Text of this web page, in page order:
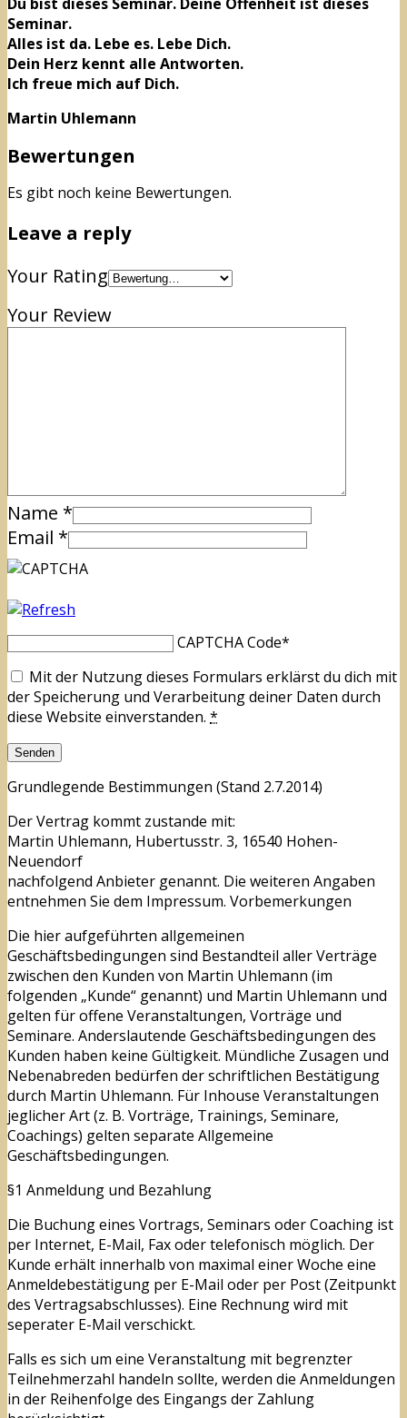
Seminar.
Alles ist da. Lebe es. Lebe Dich.
Dein Herz kennt alle Antworten.
Ich freue mich auf Dich.
Martin Uhlemann
Bewertungen
Es gibt noch keine Bewertungen.
Leave a reply
Your Rating
Your Review
Name *
Email *
CAPTCHA Code*
Mit der Nutzung dieses Formulars erklärst du dich mit
der Speicherung und Verarbeitung deiner Daten durch
diese Website einverstanden. *
Grundlegende Bestimmungen (Stand 2.7.2014)
Der Vertrag kommt zustande mit:
Martin Uhlemann, Hubertusstr. 3, 16540 Hohen-
Neuendorf
nachfolgend Anbieter genannt. Die weiteren Angaben
entnehmen Sie dem Impressum. Vorbemerkungen
Die hier aufgeführten allgemeinen
Geschäftsbedingungen sind Bestandteil aller Verträge
zwischen den Kunden von Martin Uhlemann (im
folgenden „Kunde“ genannt) und Martin Uhlemann und
gelten für offene Veranstaltungen, Vorträge und
Seminare. Anderslautende Geschäftsbedingungen des
Kunden haben keine Gültigkeit. Mündliche Zusagen und
Nebenabreden bedürfen der schriftlichen Bestätigung
durch Martin Uhlemann. Für Inhouse Veranstaltungen
jeglicher Art (z. B. Vorträge, Trainings, Seminare,
Coachings) gelten separate Allgemeine
Geschäftsbedingungen.
§1 Anmeldung und Bezahlung
Die Buchung eines Vortrags, Seminars oder Coaching ist
per Internet, E-Mail, Fax oder telefonisch möglich. Der
Kunde erhält innerhalb von maximal einer Woche eine
Anmeldebestätigung per E-Mail oder per Post (Zeitpunkt
des Vertragsabschlusses). Eine Rechnung wird mit
seperater E-Mail verschickt.
Falls es sich um eine Veranstaltung mit begrenzter
Teilnehmerzahl handeln sollte, werden die Anmeldungen
in der Reihenfolge des Eingangs der Zahlung